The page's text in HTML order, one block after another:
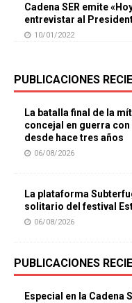
Cadena SER emite
entrevistar al
10/01/2022
PUBLICACIONES
La batalla final de la
concejal en guerra
desde hace tres años
06/08/2026
La plataforma
solitario del festival
06/08/2026
PUBLICACIONES
Especial en la Cadena